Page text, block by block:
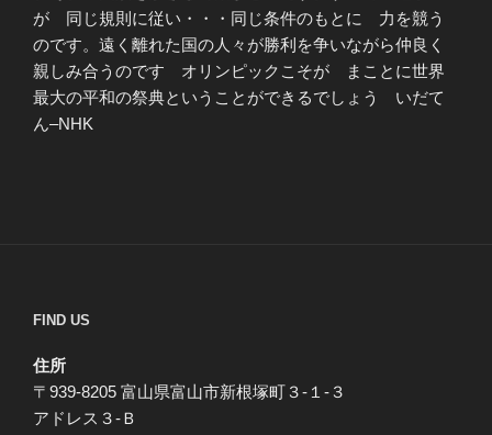
が 同じ規則に従い・・・同じ条件のもとに 力を競う
のです。遠く離れた国の人々が勝利を争いながら仲良く
親しみ合うのです オリンピックこそが まことに世界
最大の平和の祭典ということができるでしょう いだて
ん–NHK
FIND US
住所
〒939-8205 富山県富山市新根塚町３-１-３
アドレス３-Ｂ